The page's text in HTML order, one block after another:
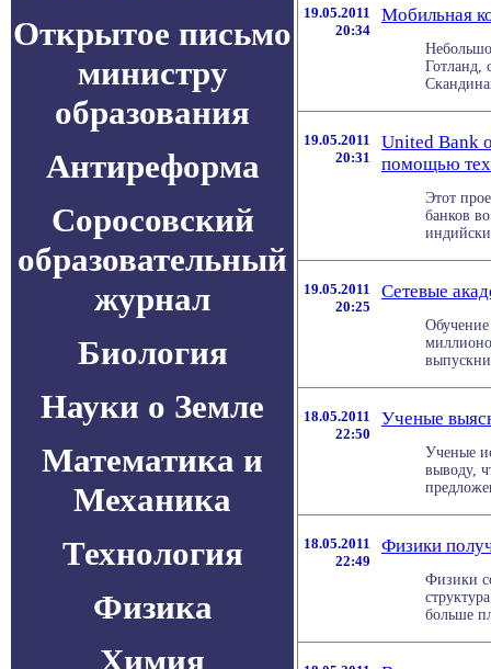
Открытое письмо
министру
образования
Антиреформа
Соросовский
образовательный
журнал
Биология
Науки о Земле
Математика и
Механика
Технология
Физика
Химия
19.05.2011
20:34
Мобильная
Готланд,
19.05.2011
20:31
United Bank
помощью
Этот
банков
19.05.2011
20:25
Сетевые
Обучение
18.05.2011
22:50
Ученые
Ученые
выводу,
18.05.2011
22:49
Физики
Физики
больше